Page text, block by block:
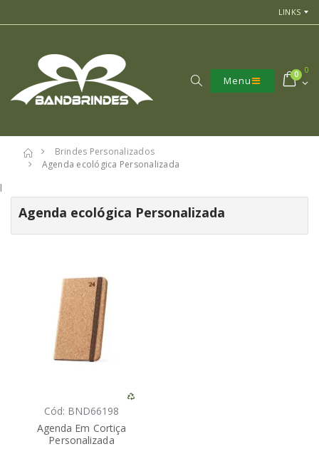
LINKS
Menu
0
0
Brindes Personalizados
Agenda ecológica Personalizada
l
Agenda ecológica Personalizada
Cód: BND66198
Agenda Em Cortiça
Personalizada